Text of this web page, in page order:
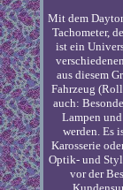
Mit dem
Tachometer,
ist ein
aus diesem
Fahrzeug
auch:
Lampen
werden. Es
Karosserie
Optik- und
vor der